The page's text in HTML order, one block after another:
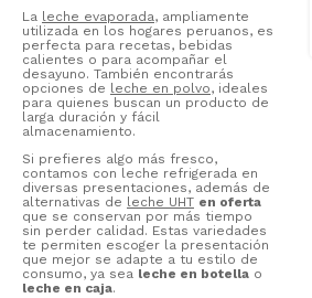
La leche evaporada, ampliamente
utilizada en los hogares peruanos, es
perfecta para recetas, bebidas
calientes o para acompañar el
desayuno. También encontrarás
opciones de leche en polvo, ideales
para quienes buscan un producto de
larga duración y fácil
almacenamiento.
Si prefieres algo más fresco,
contamos con leche refrigerada en
diversas presentaciones, además de
alternativas de leche UHT en oferta
que se conservan por más tiempo
sin perder calidad. Estas variedades
te permiten escoger la presentación
que mejor se adapte a tu estilo de
consumo, ya sea leche en botella o
leche en caja.